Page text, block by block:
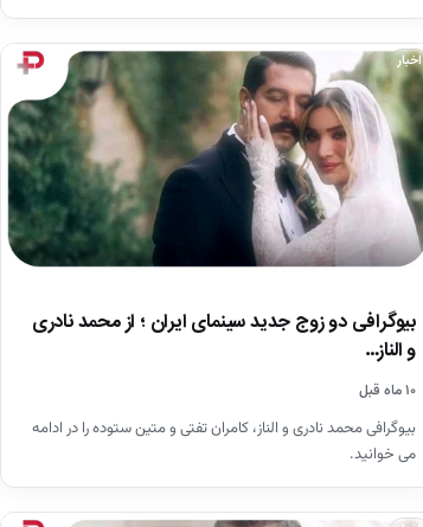
اخبار
بیوگرافی دو زوج جدید سینمای ایران ؛ از محمد نادری
و الناز…
۱۰ ماه قبل
بیوگرافی محمد نادری و الناز، کامران تفتی و متین ستوده را در ادامه
می خوانید.